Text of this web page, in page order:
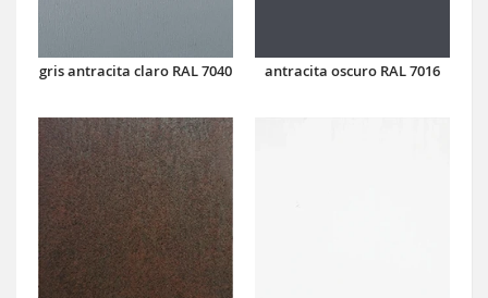
gris antracita claro RAL 7040 antracita oscuro RAL 7016